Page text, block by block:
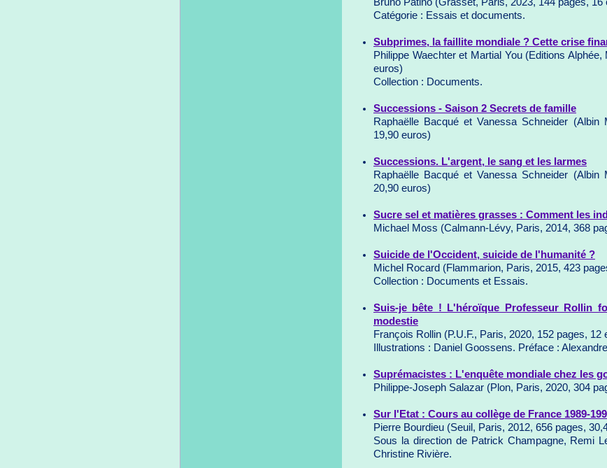
Catégorie : Essais et documents.
Subprimes, la faillite mondiale ? Cette crise
Philippe Waechter et Martial You (Editions
euros)
Collection : Documents.
Successions - Saison 2 Secrets de famille
Raphaëlle Bacqué et Vanessa Schneider (Albin
19,90 euros)
Successions. L'argent, le sang et les larmes
Raphaëlle Bacqué et Vanessa Schneider (Albin
20,90 euros)
Sucre sel et matières grasses : Comment les
Michael Moss (Calmann-Lévy, Paris, 2014, 368
Suicide de l'Occident, suicide de l'humanité ?
Michel Rocard (Flammarion, Paris, 2015, 423
Collection : Documents et Essais.
Suis-je bête ! L'héroïque Professeur Rollin
modestie
François Rollin (P.U.F., Paris, 2020, 152 pages, 12
Illustrations : Daniel Goossens. Préface :
Suprémacistes : L'enquête mondiale chez les
Philippe-Joseph Salazar (Plon, Paris, 2020, 304
Sur l'Etat : Cours au collège de France 1989-
Pierre Bourdieu (Seuil, Paris, 2012, 656 pages,
Sous la direction de Patrick Champagne, Remi
Christine Rivière.